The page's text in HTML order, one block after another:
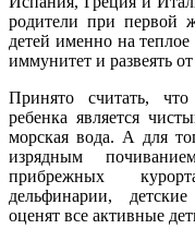
родители при первой
детей именно на
иммунитет и развеять
Принято считать,
ребенка является
морская вода. А для
изрядным
прибрежных
дельфинарии,
оценят все активные